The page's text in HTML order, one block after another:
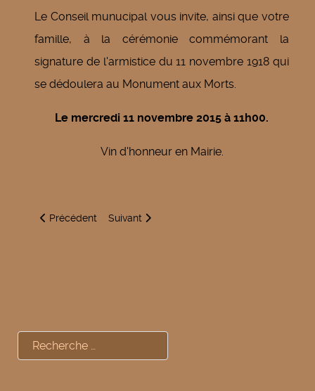
Le Conseil munucipal vous invite, ainsi que votre
famille, à la cérémonie commémorant la
signature de l'armistice du 11 novembre 1918 qui
se dédoulera au Monument aux Morts.
Le mercredi 11 novembre 2015 à 11h00.
Vin d'honneur en Mairie.
Article précédent : Création réseau assainissement rue
Précédent Article suivant : Le mot du Maire / Appel du
Suivant
Rechercher